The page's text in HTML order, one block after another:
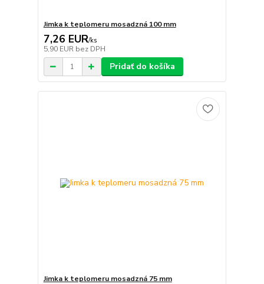
Jimka k teplomeru mosadzná 100 mm
7,26 EUR/ks
5,90 EUR bez DPH
Pridať do košíka
Jimka k teplomeru mosadzná 75 mm